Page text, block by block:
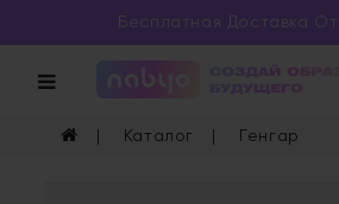
Бесплатная Доставка
Каталог Генгар